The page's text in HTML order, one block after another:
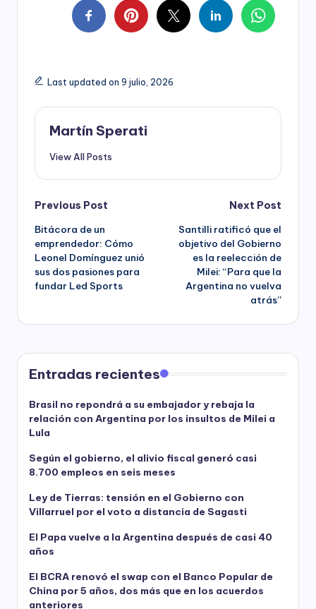
Last updated on 9 julio, 2026
Martín Sperati
View All Posts
Post
navigation
Previous Post
Bitácora de un
emprendedor: Cómo
Leonel Domínguez unió
sus dos pasiones para
fundar Led Sports
Next Post
Santilli ratificó que el
objetivo del Gobierno
es la reelección de
Milei: “Para que la
Argentina no vuelva
atrás”
Entradas recientes
Brasil no repondrá a su embajador y rebaja la
relación con Argentina por los insultos de Milei a
Lula
Según el gobierno, el alivio fiscal generó casi
8.700 empleos en seis meses
Ley de Tierras: tensión en el Gobierno con
Villarruel por el voto a distancia de Sagasti
El Papa vuelve a la Argentina después de casi 40
años
El BCRA renovó el swap con el Banco Popular de
China por 5 años, dos más que en los acuerdos
anteriores